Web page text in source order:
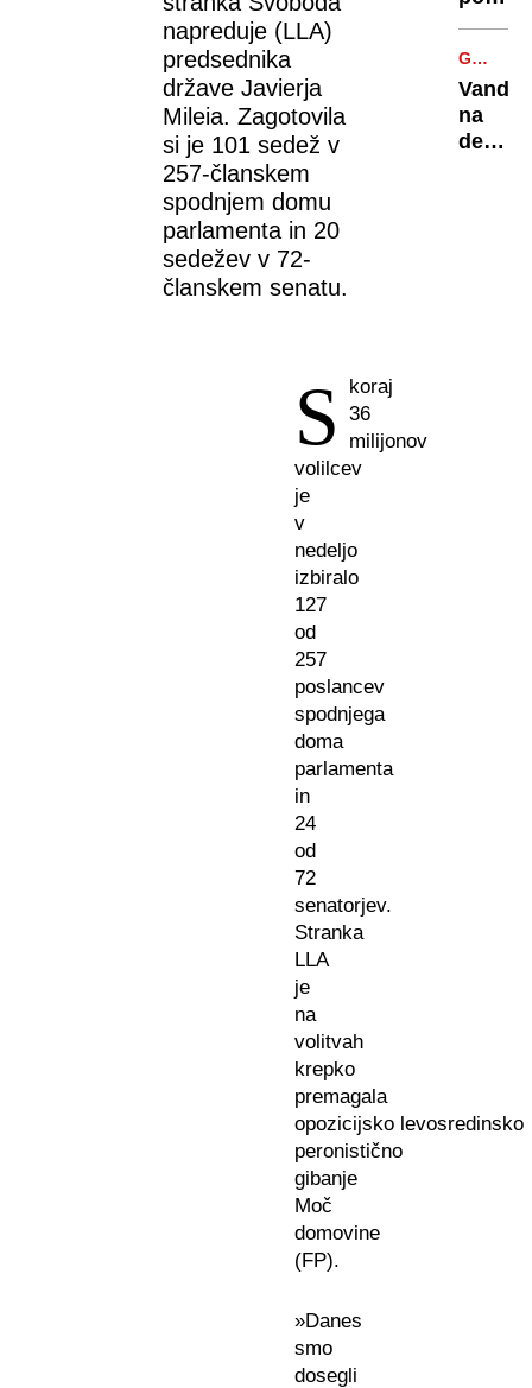
napreduje (LLA)
predsednika
države Javierja
Mileia. Zagotovila
si je 101 sedež v
257-članskem
spodnjem domu
parlamenta in 20
sedežev v 72-
članskem senatu.
S
koraj
36
milijonov
volilcev
je
v
nedeljo
izbiralo
127
od
257
poslancev
spodnjega
doma
parlamenta
in
24
od
72
senatorjev.
Stranka
LLA
je
na
volitvah
krepko
premagala
opozicijsko levosredinsko
peronistično
gibanje
Moč
domovine
(FP).
»Danes
smo
dosegli
požari
v
več
regijah
režim
CESTA
Vandali
na
delu: